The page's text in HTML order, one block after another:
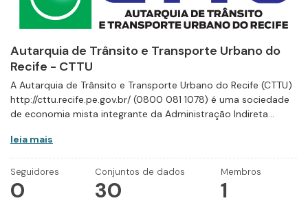
Autarquia de Trânsito e Transporte Urbano do
Recife - CTTU
A Autarquia de Trânsito e Transporte Urbano do Recife (CTTU)
http://cttu.recife.pe.gov.br/ (0800 081 1078) é uma sociedade
de economia mista integrante da Administração Indireta...
leia mais
Seguidores
0
Conjuntos de dados
30
Membros
1